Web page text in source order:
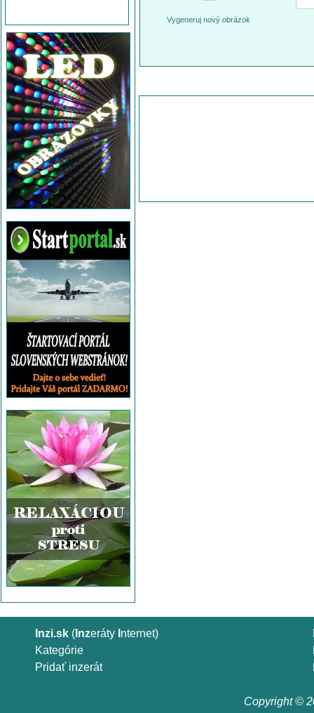
Vygeneruj nový obrázok
Inzi.sk ( Inzeráty nternet)
Kategórie
Pridať inzerát
Copyright ©